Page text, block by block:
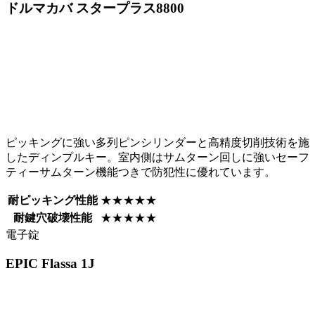
ドルマカバ スタープラス8800
ピッキングに強い多列ピンシリンダーと高精度切削技術を施
したディンプルキー。室内側はサムターン回しに強いセーフ
ティーサムターン機能つきで防犯性に優れています。
耐ピッキング性能 ★★★★★
耐鍵穴破壊性能
★★★★★
電子錠
EPIC Flassa 1J